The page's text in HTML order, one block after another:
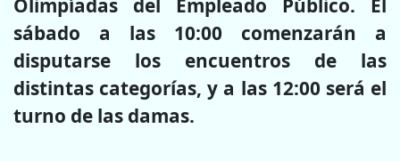
Olimpíadas del Empleado Público. El
sábado a las 10:00 comenzarán a
disputarse los encuentros de las
distintas categorías, y a las 12:00 será el
turno de las damas.